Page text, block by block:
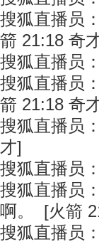
搜狐直播员
箭 21:18 奇
搜狐直播员
搜狐直播员
箭 21:18 奇
搜狐直播员
才]
搜狐直播员
搜狐直播员
啊。 [火箭
搜狐直播员